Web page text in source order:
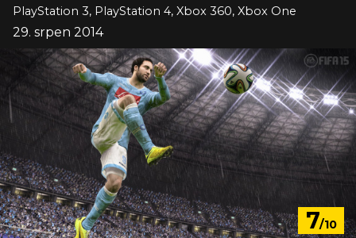
PlayStation 3, PlayStation 4, Xbox 360, Xbox One
29. srpen 2014
7/10